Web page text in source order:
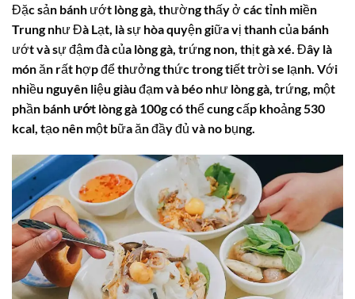
Đặc sản bánh ướt lòng gà, thường thấy ở các tỉnh miền
Trung như Đà Lạt, là sự hòa quyện giữa vị thanh của bánh
ướt và sự đậm đà của lòng gà, trứng non, thịt gà xé. Đây là
món ăn rất hợp để thưởng thức trong tiết trời se lạnh. Với
nhiều nguyên liệu giàu đạm và béo như lòng gà, trứng, một
phần bánh ướt lòng gà 100gcó thể cung cấp khoảng 530
kcal, tạo nên một bữa ăn đầy đủ và no bụng.